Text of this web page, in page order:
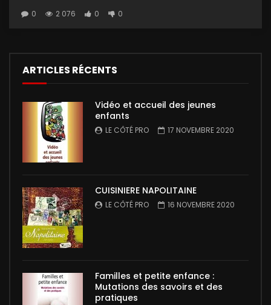
0 2 076 0 0
ARTICLES RÉCENTS
Vidéo et accueil des jeunes
enfants
LE CÔTÉ PRO 17 NOVEMBRE 2020
CUISINIERE NAPOLITAINE
LE CÔTÉ PRO 16 NOVEMBRE 2020
Familles et petite enfance :
Mutations des savoirs et des
pratiques